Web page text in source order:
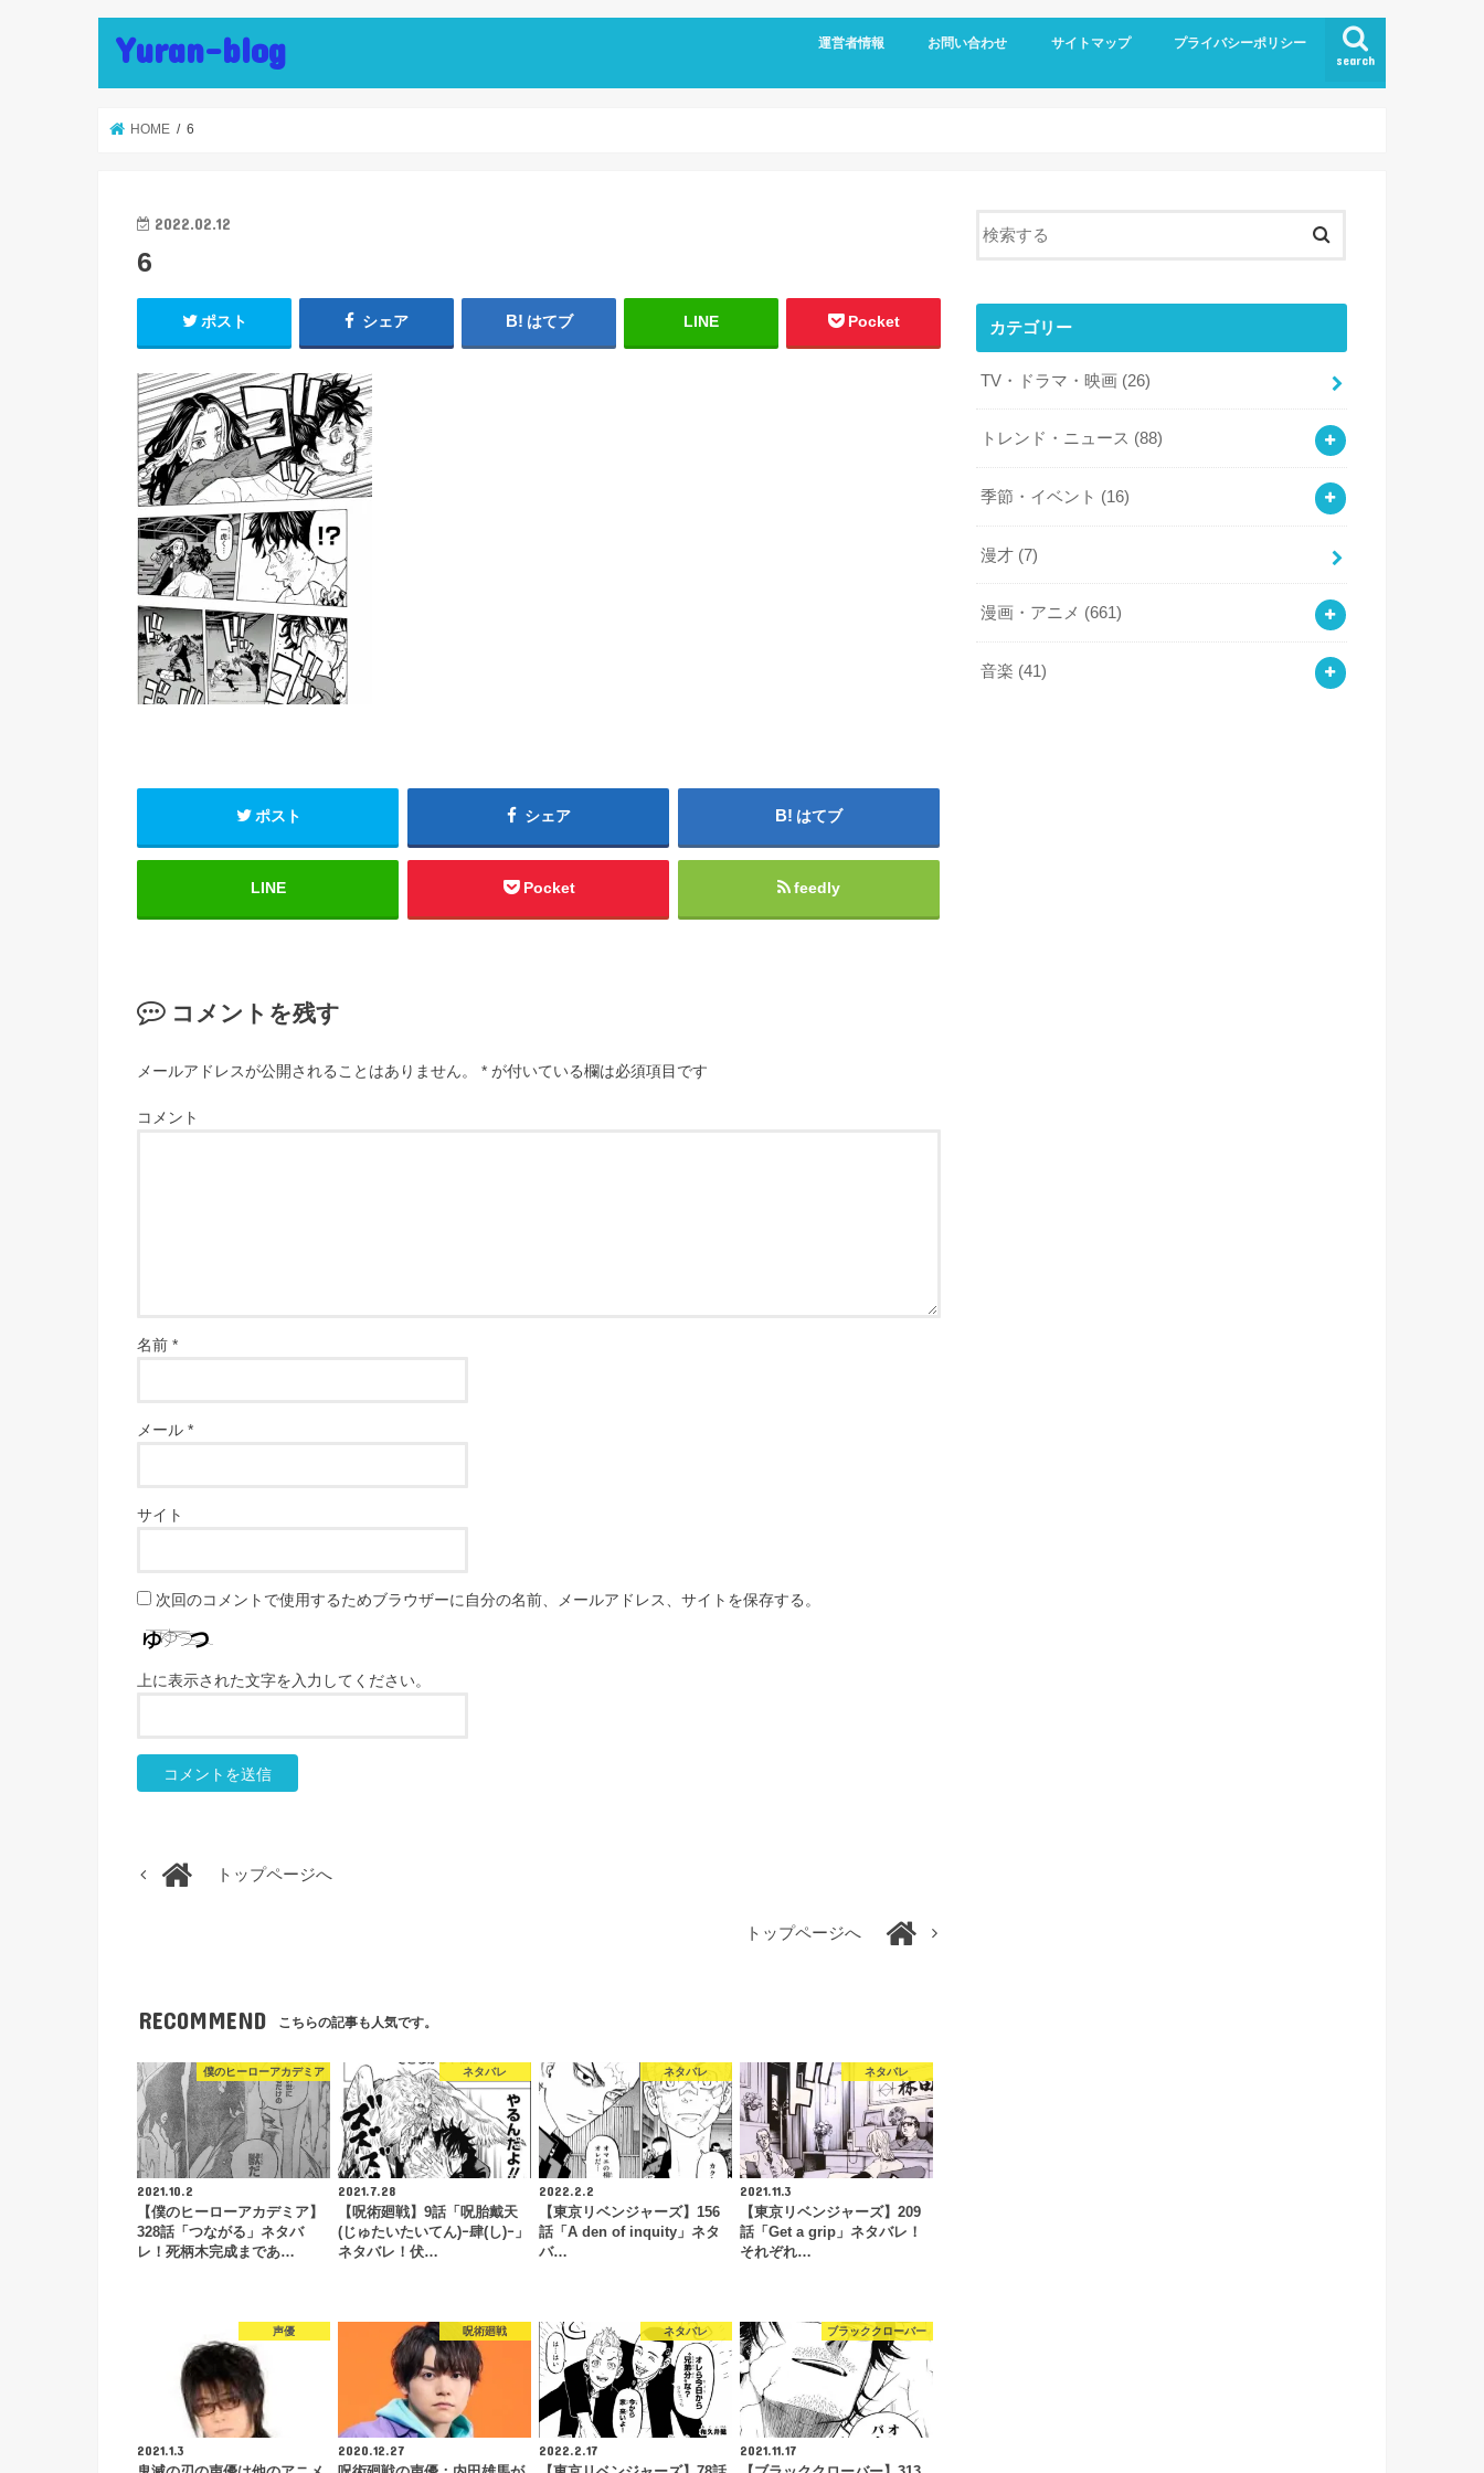
Yuran-blog search
運営者情報 お問い合わせ サイトマップ プライバシーポリシー
HOME 6
2022.02.12
6
ポスト シェア はてブ LINE Pocket
ポスト シェア はてブ
LINE Pocket feedly
コメントを残す
メールアドレスが公開されることはありません。 * が付いている欄は必須項目です
コメント
名前 *
メール *
サイト
次回のコメントで使用するためブラウザーに自分の名前、メールアドレス、サイトを保存する。
上に表示された文字を入力してください。
トップページへ
トップページへ
RECOMMEND こちらの記事も人気です。
僕のヒーローアカデミア
2021.10.2
【僕のヒーローアカデミア】
328話「つながる」ネタバ
レ！死柄木完成まであ…
ネタバレ
2021.7.28
【呪術廻戦】9話「呪胎戴天
(じゅたいたいてん)ｰ肆(し)ｰ」
ネタバレ！伏…
ネタバレ
2022.2.2
【東京リベンジャーズ】156
話「A den of inquity」ネタ
バ…
ネタバレ
2021.11.3
【東京リベンジャーズ】209
話「Get a grip」ネタバレ！
それぞれ…
声優
2021.1.3
呪術廻戦
2020.12.27
ネタバレ
2022.2.17
ブラッククローバー
2021.11.17
カテゴリー
TV・ドラマ・映画 (26)
トレンド・ニュース (88)
季節・イベント (16)
漫才 (7)
漫画・アニメ (661)
音楽 (41)